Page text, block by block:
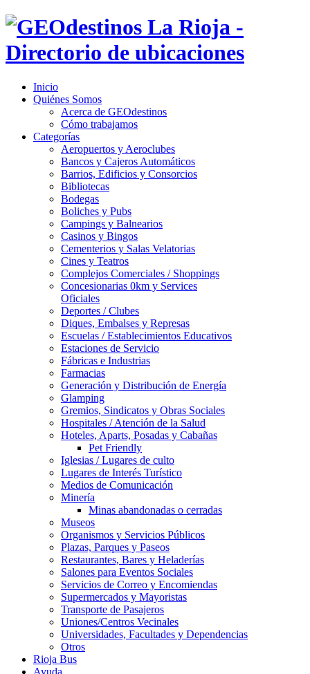
Inicio
Quiénes Somos
Acerca de GEOdestinos
Cómo trabajamos
Categorías
Aeropuertos y Aeroclubes
Bancos y Cajeros Automáticos
Barrios, Edificios y Consorcios
Bibliotecas
Bodegas
Boliches y Pubs
Campings y Balnearios
Casinos y Bingos
Cementerios y Salas Velatorias
Cines y Teatros
Complejos Comerciales / Shoppings
Concesionarias 0km y Services
Oficiales
Deportes / Clubes
Diques, Embalses y Represas
Escuelas / Establecimientos Educativos
Estaciones de Servicio
Fábricas e Industrias
Farmacias
Generación y Distribución de Energía
Glamping
Gremios, Sindicatos y Obras Sociales
Hospitales / Atención de la Salud
Hoteles, Aparts, Posadas y Cabañas
Pet Friendly
Iglesias / Lugares de culto
Lugares de Interés Turístico
Medios de Comunicación
Minería
Minas abandonadas o cerradas
Museos
Organismos y Servicios Públicos
Plazas, Parques y Paseos
Restaurantes, Bares y Heladerías
Salones para Eventos Sociales
Servicios de Correo y Encomiendas
Supermercados y Mayoristas
Transporte de Pasajeros
Uniones/Centros Vecinales
Universidades, Facultades y Dependencias
Otros
Rioja Bus
Ayuda